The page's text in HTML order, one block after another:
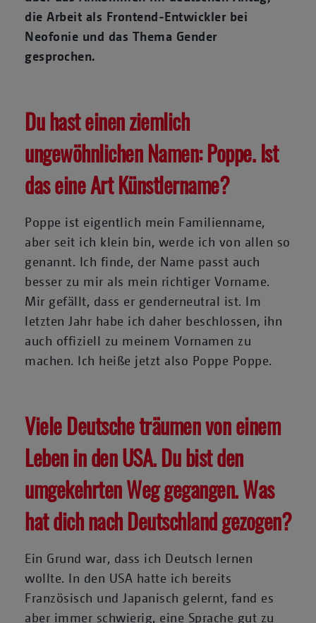
die Arbeit als Frontend-Entwickler bei
Neofonie und das Thema Gender
gesprochen.
Du hast einen ziemlich
ungewöhnlichen Namen: Poppe. Ist
das eine Art Künstlername?
Poppe ist eigentlich mein Familienname,
aber seit ich klein bin, werde ich von allen so
genannt. Ich finde, der Name passt auch
besser zu mir als mein richtiger Vorname.
Mir gefällt, dass er genderneutral ist. Im
letzten Jahr habe ich daher beschlossen, ihn
auch offiziell zu meinem Vornamen zu
machen. Ich heiße jetzt also Poppe Poppe.
Viele Deutsche träumen von einem
Leben in den USA. Du bist den
umgekehrten Weg gegangen. Was
hat dich nach Deutschland gezogen?
Ein Grund war, dass ich Deutsch lernen
wollte. In den USA hatte ich bereits
Französisch und Japanisch gelernt, fand es
aber immer schwierig, eine Sprache gut zu